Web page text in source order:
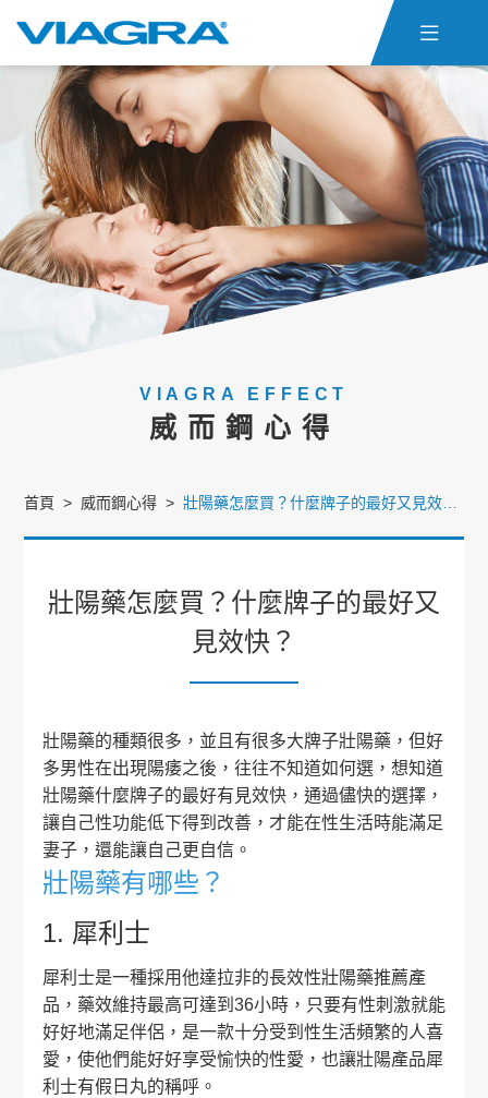

首頁
關於ED 威而鋼心得
聯絡我們 貨態查詢
威而鋼購買
VIAGRA EFFECT
威而鋼心得
首頁 威而鋼心得
壯陽藥怎麼買？什麼牌子的最好又
見效快？
壯陽藥的種類很多，並且有很多大牌子壯陽藥，但好
多男性在出現陽痿之後，往往不知道如何選，想知道
壯陽藥什麼牌子的最好有見效快，通過儘快的選擇，
讓自己性功能低下得到改善，才能在性生活時能滿足
妻子，還能讓自己更自信。
壯陽藥有哪些？
1. 犀利士
犀利士是一種採用他達拉非的長效性壯陽藥推薦產
品，藥效維持最高可達到36小時，只要有性刺激就能
好好地滿足伴侶，是一款十分受到性生活頻繁的人喜
愛，使他們能好好享受愉快的性愛，也讓壯陽產品犀
利士有假日丸的稱呼。